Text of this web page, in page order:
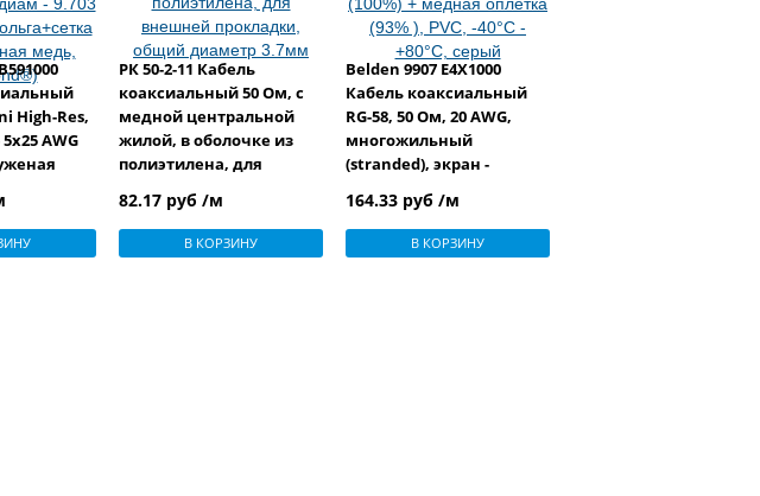
High-Res,
AWG
медь,
РК 50-2-11 Кабель
коаксиальный 50 Ом, с
медной центральной
жилой, в оболочке из
полиэтилена, для
общий диаметр 3.7мм
82.17 руб /м
В КОРЗИНУ
Belden 9907 E4X1000
Кабель коаксиальный
RG-58, 50 Ом, 20 AWG,
многожильный
(stranded), экран -
медная оплетка (93% ),
PVC, -40°С - +80°С, серый
164.33 руб /м
В КОРЗИНУ